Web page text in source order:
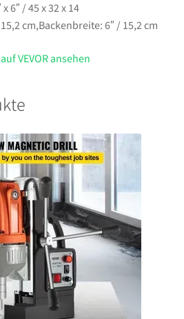
6″ / 45 x 32 x 14
cm,Backenbreite: 6″ / 15,2 cm
VEVOR ansehen